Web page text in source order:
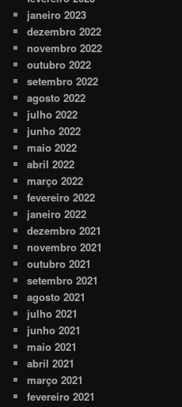
janeiro 2023
dezembro 2022
novembro 2022
outubro 2022
setembro 2022
agosto 2022
julho 2022
junho 2022
maio 2022
abril 2022
março 2022
fevereiro 2022
janeiro 2022
dezembro 2021
novembro 2021
outubro 2021
setembro 2021
agosto 2021
julho 2021
junho 2021
maio 2021
abril 2021
março 2021
fevereiro 2021